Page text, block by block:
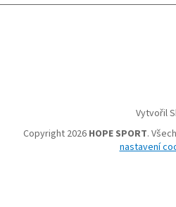
Vytvořil
Copyright 2026 HOPE SPORT.
nastavení